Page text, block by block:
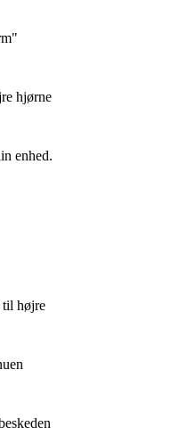
hjørne
enhed.
til højre